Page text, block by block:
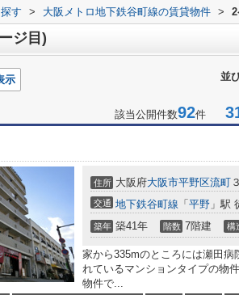
す > 大阪メトロ地下鉄谷町線の賃貸物件 >
ジ目)
並
示
該当公開件数92件
住所 大阪府大阪市平野区流町
交通 地下鉄谷町線 「 平野 」駅
築年 築41年 階数 7階建 構
家から335mのところには瀬田
れているマンションタイプの物
物件で...